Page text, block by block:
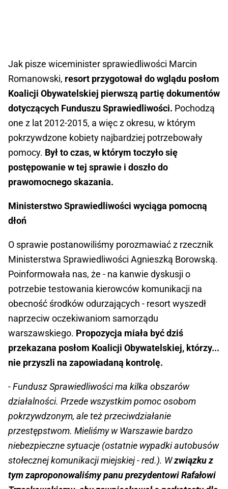
Jak pisze wiceminister sprawiedliwości Marcin
Romanowski, resort przygotował do wglądu posłom
Koalicji Obywatelskiej pierwszą partię dokumentów
dotyczących Funduszu Sprawiedliwości. Pochodzą
one z lat 2012-2015, a więc z okresu, w którym
pokrzywdzone kobiety najbardziej potrzebowały
pomocy. Był to czas, w którym toczyło się
postępowanie w tej sprawie i doszło do
prawomocnego skazania.
Ministerstwo Sprawiedliwości wyciąga pomocną
dłoń
O sprawie postanowiliśmy porozmawiać z rzecznik
Ministerstwa Sprawiedliwości Agnieszką Borowską.
Poinformowała nas, że - na kanwie dyskusji o
potrzebie testowania kierowców komunikacji na
obecność środków odurzających - resort wyszedł
naprzeciw oczekiwaniom samorządu
warszawskiego. Propozycja miała być dziś
przekazana posłom Koalicji Obywatelskiej, którzy...
nie przyszli na zapowiadaną kontrolę.
- Fundusz Sprawiedliwości ma kilka obszarów
działalności. Przede wszystkim pomoc osobom
pokrzywdzonym, ale też przeciwdziałanie
przestępstwom. Mieliśmy w Warszawie bardzo
niebezpieczne sytuacje (ostatnie wypadki autobusów
stołecznej komunikacji miejskiej - red.). Wzwiązku z
tym zaproponowaliśmy panu prezydentowi Rafałowi